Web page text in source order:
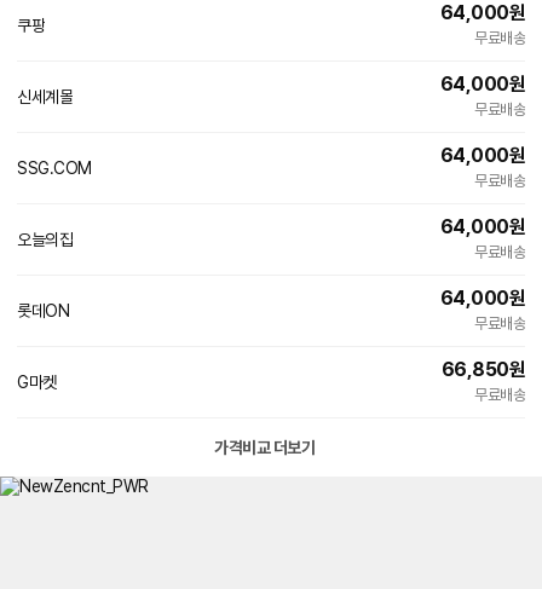
쿠팡
64,000원
무료배송
신세계몰
64,000원
무료배송
SSG.COM
64,000원
무료배송
오늘의집
64,000원
무료배송
롯데ON
64,000원
무료배송
G마켓
66,850원
무료배송
가격비교 더보기